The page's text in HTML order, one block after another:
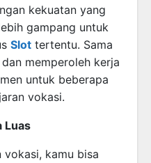
kekuatan yang
gampang untuk
Slot tertentu. Sama
memperoleh kerja
untuk beberapa
vokasi.
Luas
vokasi, kamu bisa